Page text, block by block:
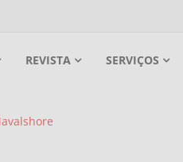
REVISTA SERVIÇOS